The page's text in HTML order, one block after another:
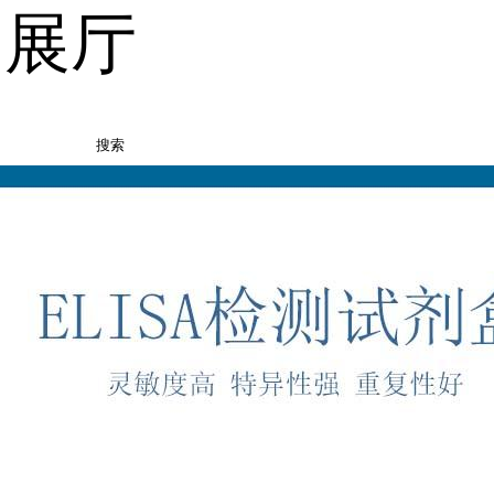
厅
搜索